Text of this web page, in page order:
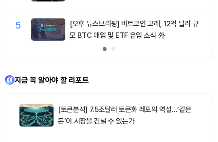
5
[오후 뉴스브리핑] 비트코인 고래, 12억 달러 규
모 BTC 매입 및 ETF 유입 소식 外
지금 꼭 알아야 할 리포트
[토큰분석] 7.5조달러 토큰화 레포의 역설…‘같은
돈’이 시장을 건널 수 있는가